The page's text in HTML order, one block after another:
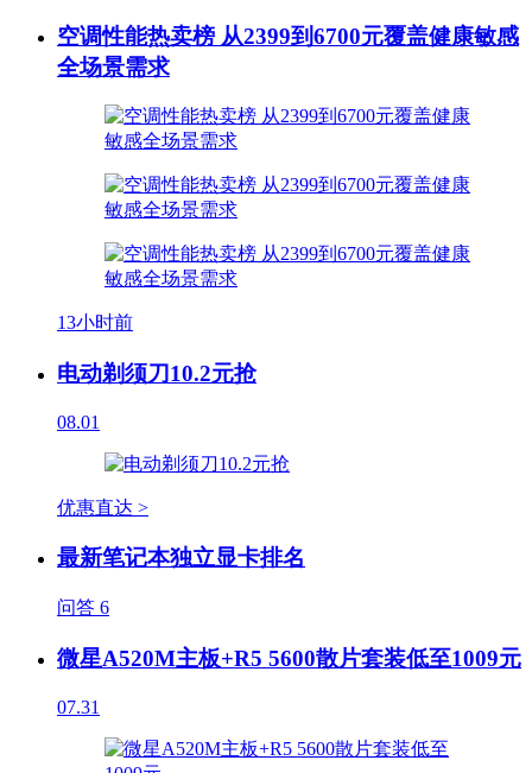
空调性能热卖榜 从2399到6700元覆盖健康敏感
全场景需求
13小时前
电动剃须刀10.2元抢
08.01
优惠直达 >
最新笔记本独立显卡排名
问答 6
微星A520M主板+R5 5600散片套装低至1009元
07.31